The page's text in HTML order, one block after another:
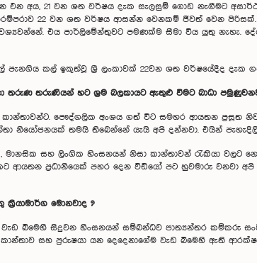
එන අය, 21 වන ශත වර්ෂය දැක සැලසුම් ගොඩ නැගීමට
22 වන ශත වර්ෂය ආසන්න වෙනකම් ජීවත් වෙන පිරිසක්.
එය පාර්ලිමේන්තුවට පමණක්ම සීමා විය යුතු නැහැ.
කල් ඉකුත්වූ ශ්‍රී ලංකාවක් 22වන ශත වර්ෂයේදීද දැක
තරුණ තරුණියන් හට ශ්‍රම බලකායට ඇතුළු වීමට බාධා
පෞද්ගලික අංශය ගත් විට සමහර ආයතන ප්‍රසූත
නියෝජනයක් තමයි තිබෙන්නේ යැයි අපි දන්නවා. එයින්
සහ ලිංගික හිංසනයන් නිසා කාන්තාවන් රැකියා වලට
ආයතන ප්‍රධානියෙක් පහර දෙන වීඩියෝ පට හුවමාරු
මොනවාද ?
බිමෙහි සිදුවන හිංසනයන් සම්බන්ධව ජාත්‍යන්තර කම්කරු
සහ පුරුෂයා යන දෙදෙනාගේම වැඩ බිමෙහි ඇති